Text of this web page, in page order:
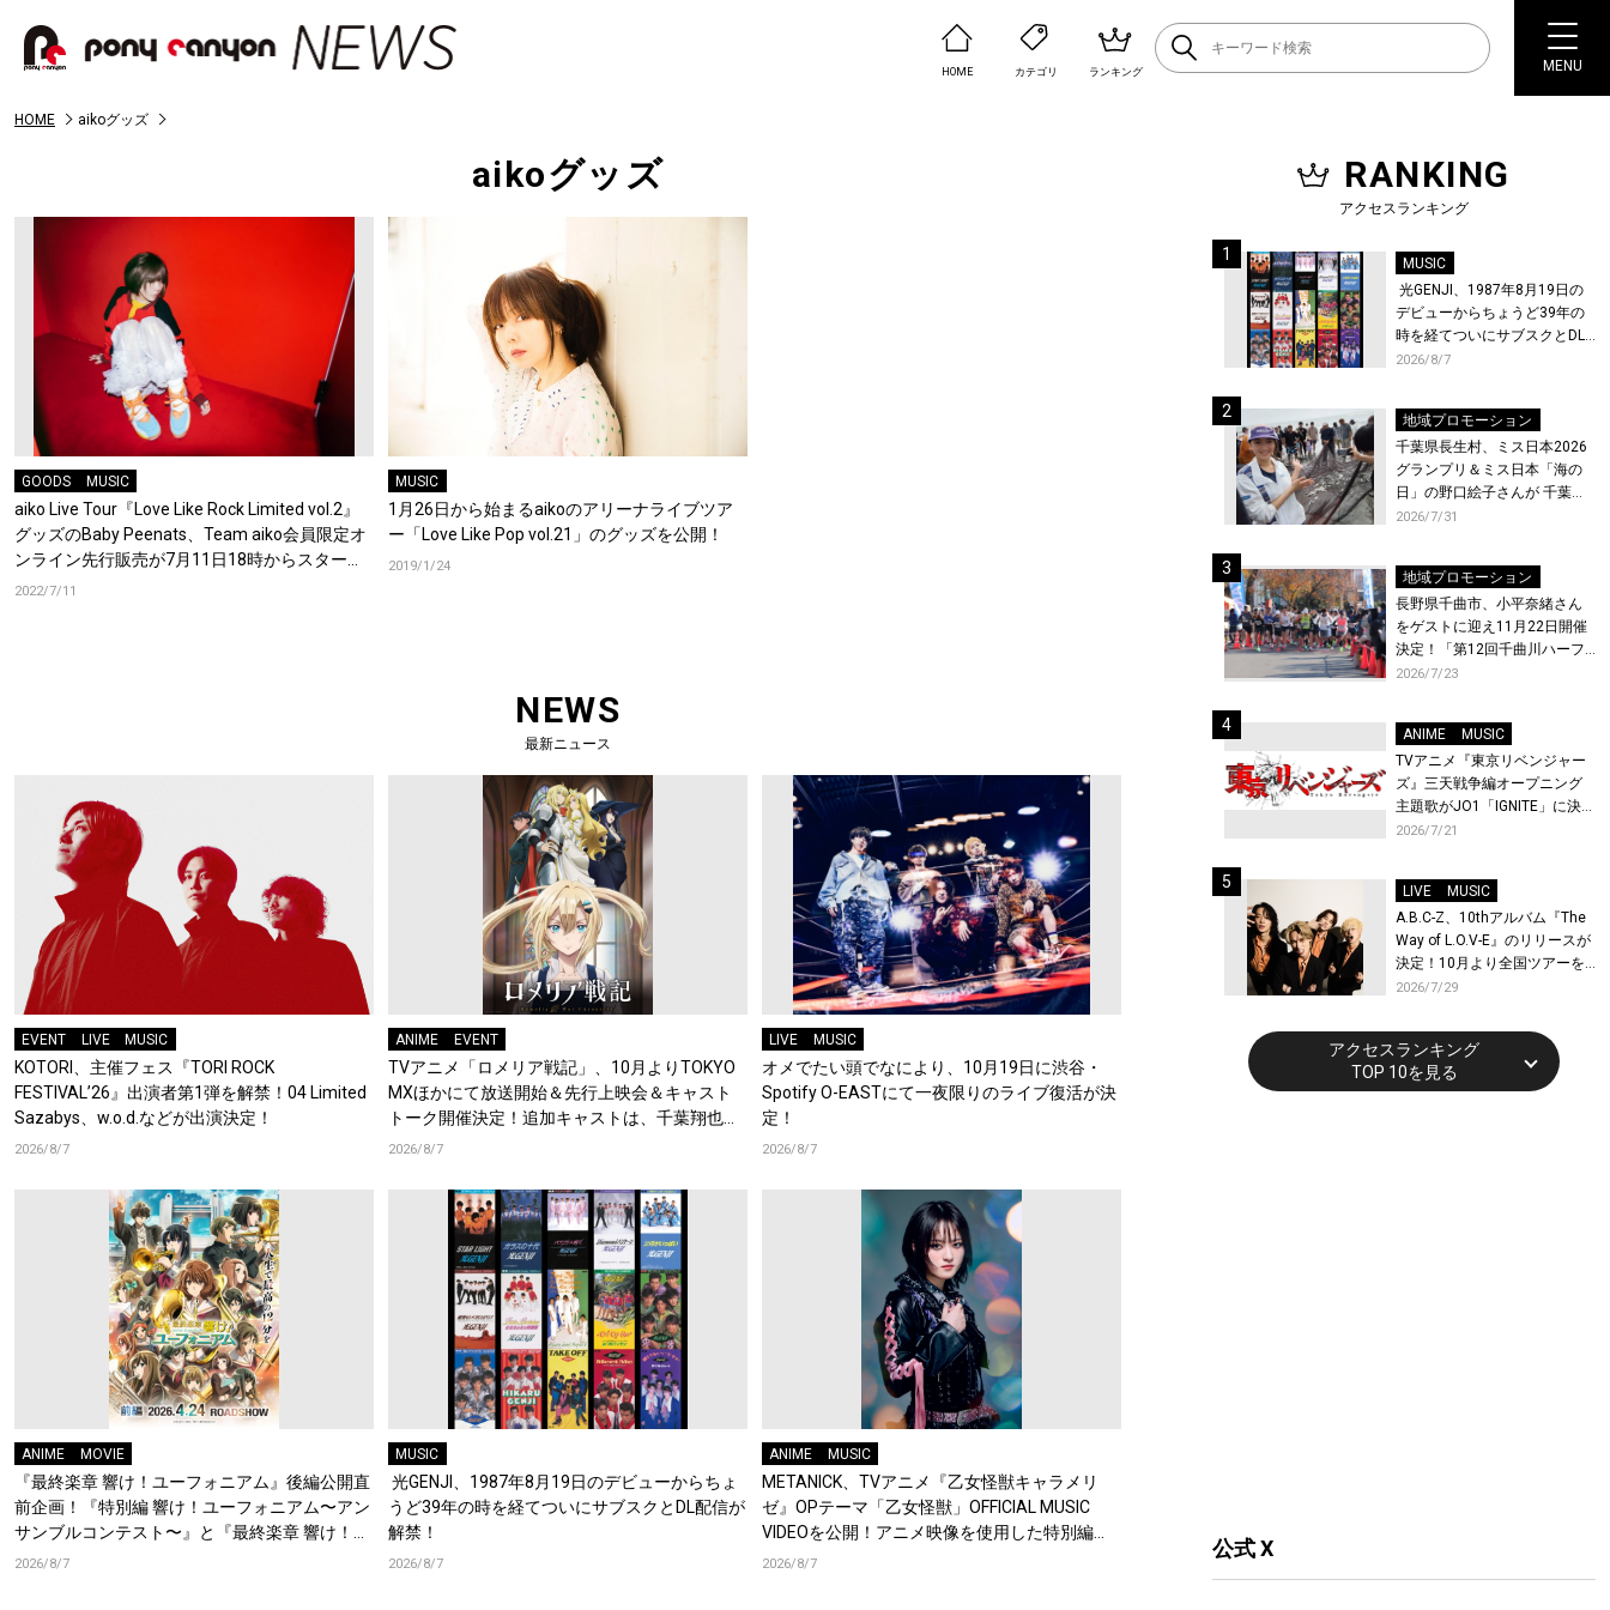
HOME カテゴリ ランキング MENU
HOME aikoグッズ
aikoグッズ
GOODS MUSIC
aiko Live Tour『Love Like Rock Limited vol.2』
グッズのBaby Peenats、Team aiko会員限定オ
ンライン先行販売が7月11日18時からスター
ト！
2022/7/11
MUSIC
1月26日から始まるaikoのアリーナライブツア
ー「Love Like Pop vol.21」のグッズを公開！
2019/1/24
NEWS
最新ニュース
EVENT LIVE MUSIC
KOTORI、主催フェス『TORI ROCK
FESTIVAL’26』出演者第1弾を解禁！04 Limited
Sazabys、w.o.d.などが出演決定！
2026/8/7
ANIME EVENT
TVアニメ「ロメリア戦記」、10月よりTOKYO
MXほかにて放送開始＆先行上映会＆キャスト
トーク開催決定！追加キャストは、千葉翔也、
梶原岳人、堀江瞬、綿貫竜之介！PV第1弾公
2026/8/7
LIVE MUSIC
オメでたい頭でなにより、10月19日に渋谷・
Spotify O-EASTにて一夜限りのライブ復活が決
定！
2026/8/7
ANIME MOVIE
『最終楽章 響け！ユーフォニアム』後編公開直
前企画！『特別編 響け！ユーフォニアム〜アン
サンブルコンテスト〜』と『最終楽章 響け！ユ
ーフォニアム』前編の一挙上映が決定！
2026/8/7
MUSIC
光GENJI、1987年8月19日のデビューからちょ
うど39年の時を経てついにサブスクとDL配信が
解禁！
2026/8/7
ANIME MUSIC
METANICK、TVアニメ『乙女怪獣キャラメリ
ゼ』OPテーマ「乙女怪獣」OFFICIAL MUSIC
VIDEOを公開！アニメ映像を使用した特別編
集！
2026/8/7
RANKING
アクセスランキング
MUSIC
光GENJI、1987年8月19日の
デビューからちょうど39年の
時を経てついにサブスクとDL
配信が解禁！
2026/8/7
地域プロモーション
千葉県長生村、ミス日本2026
グランプリ＆ミス日本「海の
日」の野口絵子さんが 千葉県
唯一の村・長生村で地引網を
2026/7/31
地域プロモーション
長野県千曲市、小平奈緒さん
をゲストに迎え11月22日開催
決定！「第12回千曲川ハーフ
マラソン」エントリー受付開
2026/7/23
ANIME
MUSIC
TVアニメ『東京リベンジャー
ズ』三天戦争編オープニング
主題歌がJO1「IGNITE」に決
定！メンバー全員から喜びと
先行上映会を開催！
2026/7/21
LIVE
MUSIC
A.B.C-Z、10thアルバム『The
Way of L.O.V-E』のリリースが
決定！10月より全国ツアーを
開催！
2026/7/29
アクセスランキング
TOP 10を見る
公式 X